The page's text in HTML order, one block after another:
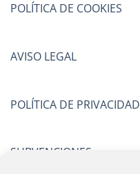
POLÍTICA DE COOKIES
AVISO LEGAL
POLÍTICA DE PRIVACIDAD
SUBVENCIONES